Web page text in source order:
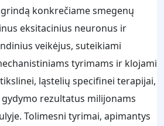
konkrečiame smegenų
eksitacinius neuronus ir
veikėjus, suteikiami
tyrimams ir klojami
ląstelių specifinei terapijai,
rezultatus milijonams
Tolimesni tyrimai, apimantys